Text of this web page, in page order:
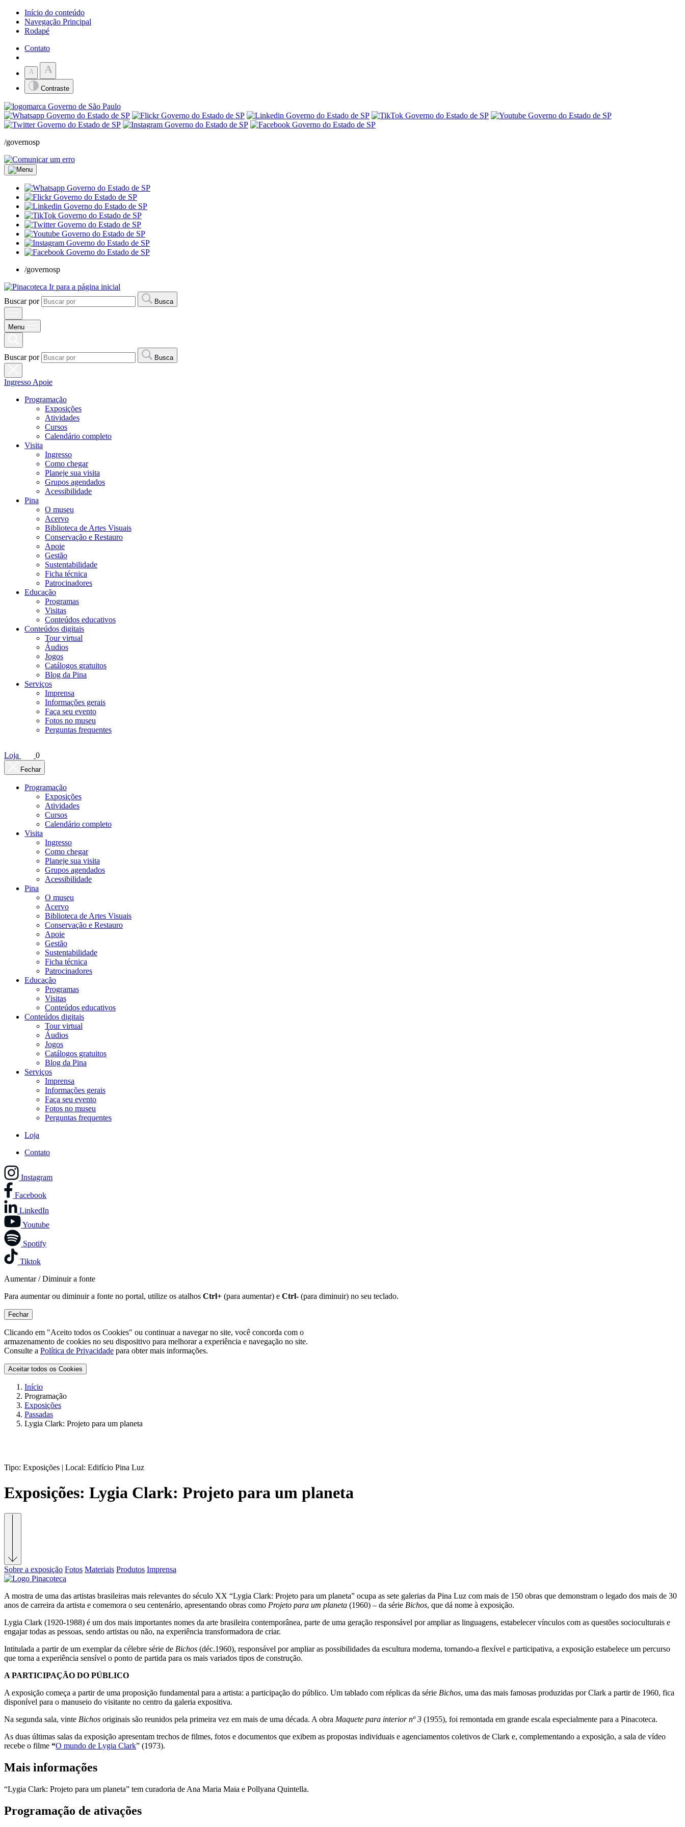
Início do conteúdo
Navegação Principal
Rodapé
Contato
A A
Contraste
/governosp
/governosp
Ir para a página inicial
Buscar por
Busca
Menu
Buscar por Busca
Ingresso Apoie
Programação
Exposições
Atividades
Cursos
Calendário completo
Visita
Ingresso
Como chegar
Planeje sua visita
Grupos agendados
Acessibilidade
Pina
O museu
Acervo
Biblioteca de Artes Visuais
Conservação e Restauro
Apoie
Gestão
Sustentabilidade
Ficha técnica
Patrocinadores
Educação
Programas
Visitas
Conteúdos educativos​
Conteúdos digitais
Tour virtual
Áudios
Jogos
Catálogos gratuitos
Blog da Pina
Serviços
Imprensa
Informações gerais
Faça seu evento
Fotos no museu
Perguntas frequentes
Loja 0
Fechar
Programação
Exposições
Atividades
Cursos
Calendário completo
Visita
Ingresso
Como chegar
Planeje sua visita
Grupos agendados
Acessibilidade
Pina
O museu
Acervo
Biblioteca de Artes Visuais
Conservação e Restauro
Apoie
Gestão
Sustentabilidade
Ficha técnica
Patrocinadores
Educação
Programas
Visitas
Conteúdos educativos​
Conteúdos digitais
Tour virtual
Áudios
Jogos
Catálogos gratuitos
Blog da Pina
Serviços
Imprensa
Informações gerais
Faça seu evento
Fotos no museu
Perguntas frequentes
Loja
Contato
Instagram
Facebook
LinkedIn
Youtube
Spotify
Tiktok
Aumentar / Diminuir a fonte
Para aumentar ou diminuir a fonte no portal, utilize os atalhos Ctrl+ (para aumentar) e Ctrl- (para diminuir) no seu teclado.
Fechar
Clicando em "Aceito todos os Cookies" ou continuar a navegar no site, você concorda com o
armazenamento de cookies no seu dispositivo para melhorar a experiência e navegação no site.
Consulte a Política de Privacidade para obter mais informações.
Aceitar todos os Cookies
Início
Programação
Exposições
Passadas
Lygia Clark: Projeto para um planeta
Tipo: Exposições | Local: Edifício Pina Luz
Exposições: Lygia Clark: Projeto para um planeta
Sobre a exposição Fotos Materiais Produtos Imprensa
A mostra de uma das artistas brasileiras mais relevantes do século XX “Lygia Clark: Projeto para um planeta” ocupa as sete galerias da Pina Luz com mais de 150 obras que demonstram o legado dos mais de 30
anos de carreira da artista e comemora o seu centenário, apresentando obras como Projeto para um planeta (1960) – da série Bichos, que dá nome à exposição.
Lygia Clark (1920-1988) é um dos mais importantes nomes da arte brasileira contemporânea, parte de uma geração responsável por ampliar as linguagens, estabelecer vínculos com as questões socioculturais e
engajar todas as pessoas, sendo artistas ou não, na experiência transformadora de criar.
Intitulada a partir de um exemplar da célebre série de Bichos (déc.1960), responsável por ampliar as possibilidades da escultura moderna, tornando-a flexível e participativa, a exposição estabelece um percurso
que torna a experiência sensível o ponto de partida para os mais variados tipos de construção.
A PARTICIPAÇÃO DO PÚBLICO
A exposição começa a partir de uma proposição fundamental para a artista: a participação do público. Um tablado com réplicas da série Bichos, uma das mais famosas produzidas por Clark a partir de 1960, fica
disponível para o manuseio do visitante no centro da galeria expositiva.
Na segunda sala, vinte Bichos originais são reunidos pela primeira vez em mais de uma década. A obra Maquete para interior nº 3 (1955), foi remontada em grande escala especialmente para a Pinacoteca.
As duas últimas salas da exposição apresentam trechos de filmes, fotos e documentos que exibem as propostas individuais e agenciamentos coletivos de Clark e, complementando a exposição, a sala de vídeo
recebe o filme “O mundo de Lygia Clark” (1973).
Mais informações
“Lygia Clark: Projeto para um planeta” tem curadoria de Ana Maria Maia e Pollyana Quintella.
Programação de ativações